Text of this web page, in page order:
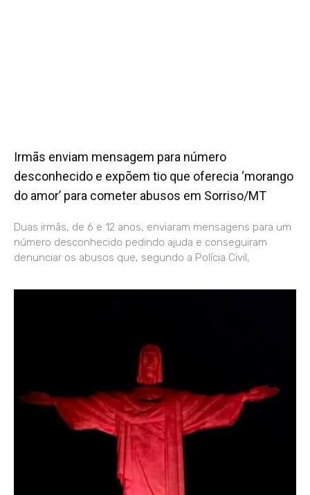
Irmãs enviam mensagem para número
desconhecido e expõem tio que oferecia ‘morango
do amor’ para cometer abusos em Sorriso/MT
Duas irmãs, de 6 e 12 anos, enviaram mensagens para um
número desconhecido pedindo ajuda e conseguiram
denunciar os abusos que, segundo a Polícia Civil,